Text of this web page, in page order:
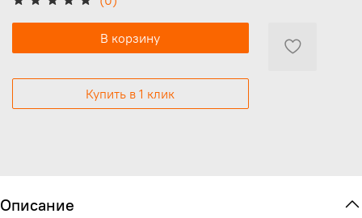
В корзину
Купить в 1 клик
Описание